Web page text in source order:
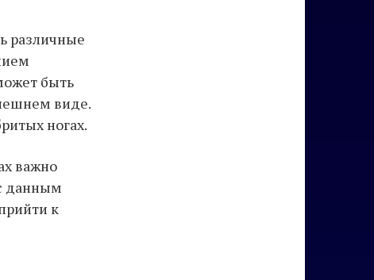
различные
быть
виде.
ногах.
важно
данным
к